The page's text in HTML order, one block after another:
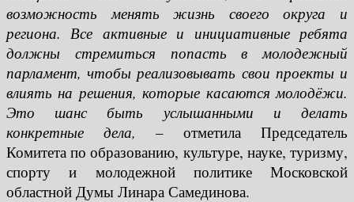
возможность менять жизнь своего округа и
региона. Все активные и инициативные ребята
должны стремиться попасть в молодежный
парламент, чтобы реализовывать свои проекты и
влиять на решения, которые касаются молодёжи.
Это шанс быть услышанными и делать
конкретные дела, – отметила Председатель
Комитета по образованию, культуре, науке, туризму,
спорту и молодежной политике Московской
областной Думы Линара Самединова.